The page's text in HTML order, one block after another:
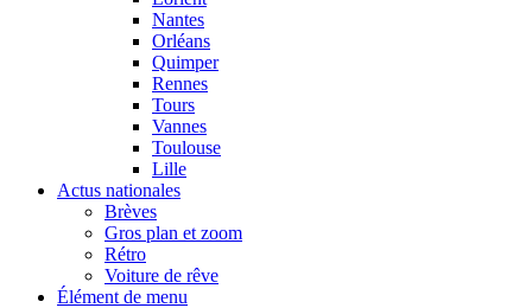
Nantes
Orléans
Quimper
Rennes
Tours
Vannes
Toulouse
Lille
Actus nationales
Brèves
Gros plan et zoom
Rétro
Voiture de rêve
Élément de menu